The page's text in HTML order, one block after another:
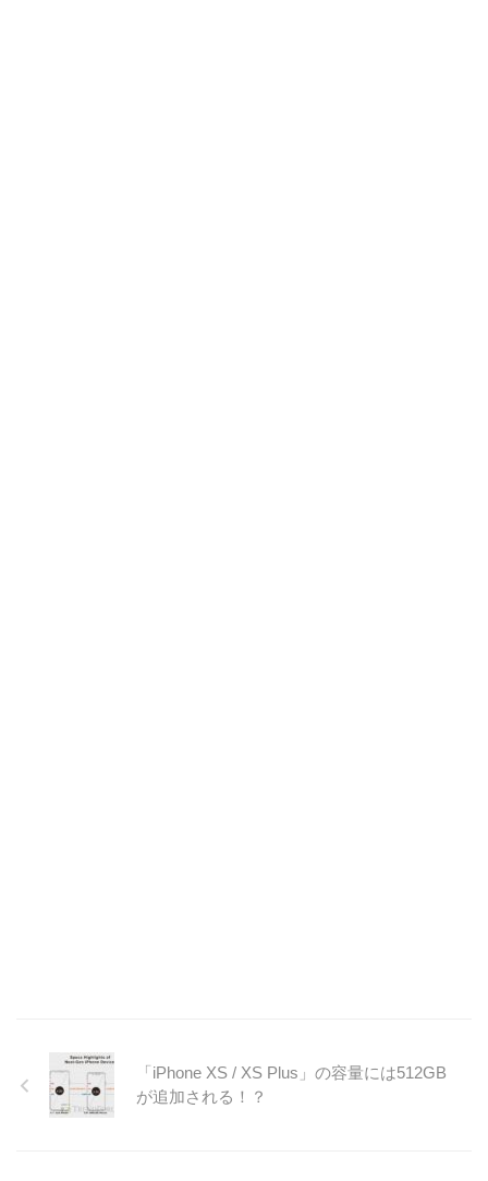
「iPhone XS / XS Plus」の容量には512GB
が追加される！？